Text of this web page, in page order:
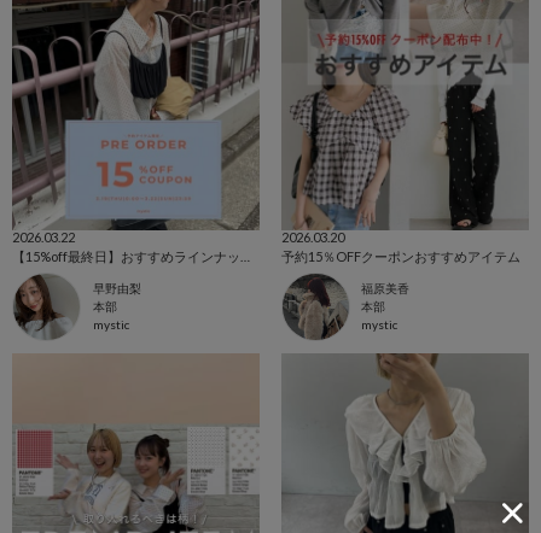
2026.03.22
早野由梨
本部
mystic
2026.03.20
予約15％OFFクーポンおすすめアイテム
福原美香
本部
mystic